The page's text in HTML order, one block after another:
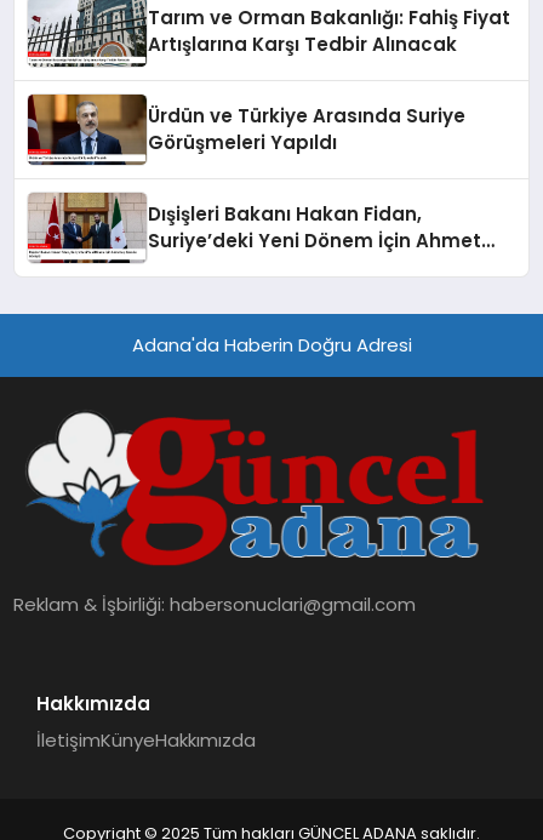
Tarım ve Orman Bakanlığı: Fahiş Fiyat
Artışlarına Karşı Tedbir Alınacak
Ürdün ve Türkiye Arasında Suriye
Görüşmeleri Yapıldı
Dışişleri Bakanı Hakan Fidan,
Suriye’deki Yeni Dönem İçin Ahmet
Adana'da Haberin Doğru Adresi
Reklam & İşbirliği:habersonuclari@gmail.com
Hakkımızda
İletişimKünyeHakkımızda
Copyright © 2025 Tüm hakları GÜNCEL ADANA saklıdır.